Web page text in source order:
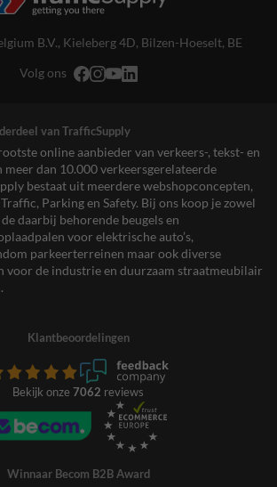
B.V., Kieleberg 4D, Bilzen-Hoeselt, BE
Volg ons
van TrafficSupply
online aanbieder van verkeers-, tekst- en
dan 10.000 verkeersgerelateerde
bestaat uit meerdere webshopconcepten,
Parking en Safety. Bij ons koop je zowel
daarbij behorende beugels en
voor elektrische auto’s,
parkeerterreinen maar ook diverse
voor de industrie en duurzaam straatmeubilair
Klantbeoordelingen
Bekijk onze 7062 reviews
Winnaar Becom B2B Award